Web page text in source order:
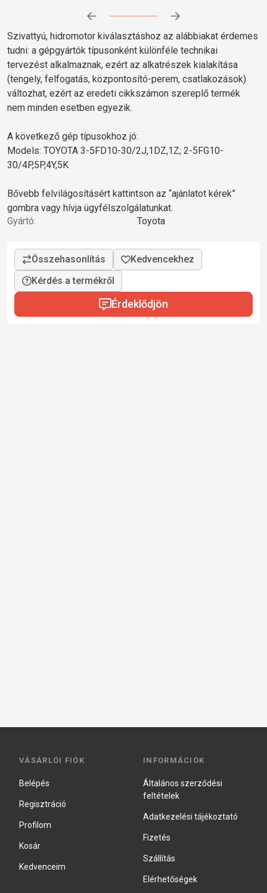
Szivattyú, hidromotor kiválasztáshoz az alábbiakat érdemes
tudni: a gépgyártók típusonként különféle technikai
tervezést alkalmaznak, ezért az alkatrészek kialakítása
(tengely, felfogatás, központosító-perem, csatlakozások)
változhat, ezért az eredeti cikkszámon szereplő termék
nem minden esetben egyezik.
A következő gép típusokhoz jó:
Models: TOYOTA 3-5FD10-30/2J,1DZ,1Z; 2-5FG10-
30/4P,5P,4Y,5K
Bővebb felvilágosításért kattintson az “ajánlatot kérek”
gombra vagy hívja ügyfélszolgálatunkat.
Gyártó:
Toyota
Kérdés a termékről
Érdeklődjön
VÁSÁRLÓI FIÓK
Belépés
Regisztráció
Profilom
Kosár
Kedvenceim
INFORMÁCIÓK
Általános szerződési
feltételek
Adatkezelési tájékoztató
Fizetés
Szállítás
Elérhetőségek